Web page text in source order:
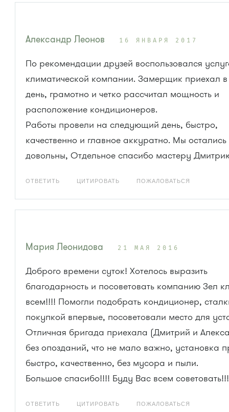
Александр Леонов 16 ЯНВАРЯ 2017
По рекомендации друзей воспользовался
климатической компании. Замерщик приехал в
день, грамотно и четко рассчитал мощность и
расположение кондиционеров.
Работы провели на следующий день, быстро,
качественно и главное аккуратно. Мы остались
довольны, Отдельное спасибо мастеру
ОТВЕТИТЬ ЦИТИРОВАТЬ ПОЖАЛОВАТЬСЯ
Мария Леонидова 21 МАЯ 2016
Доброго времени суток! Хотелось выразить
благодарность и посоветовать компанию Зел
всем!!!! Помогли подобрать кондиционер,
покупкой впервые, посоветовали место для
Отличная бригада приехала (Дмитрий и
без опозданий, что не мало важно, установка
быстро, качественно, без мусора и пыли.
Большое спасибо!!!! Буду Вас всем
ОТВЕТИТЬ ЦИТИРОВАТЬ ПОЖАЛОВАТЬСЯ